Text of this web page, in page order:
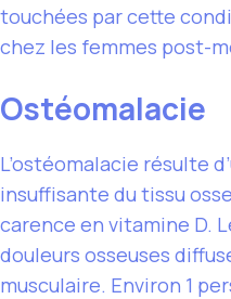
touchées par cette
chez les femmes post-
Ostéomalacie
L’ostéomalacie résulte
insuffisante du tissu
carence en vitamine D.
douleurs osseuses
musculaire. Environ 1